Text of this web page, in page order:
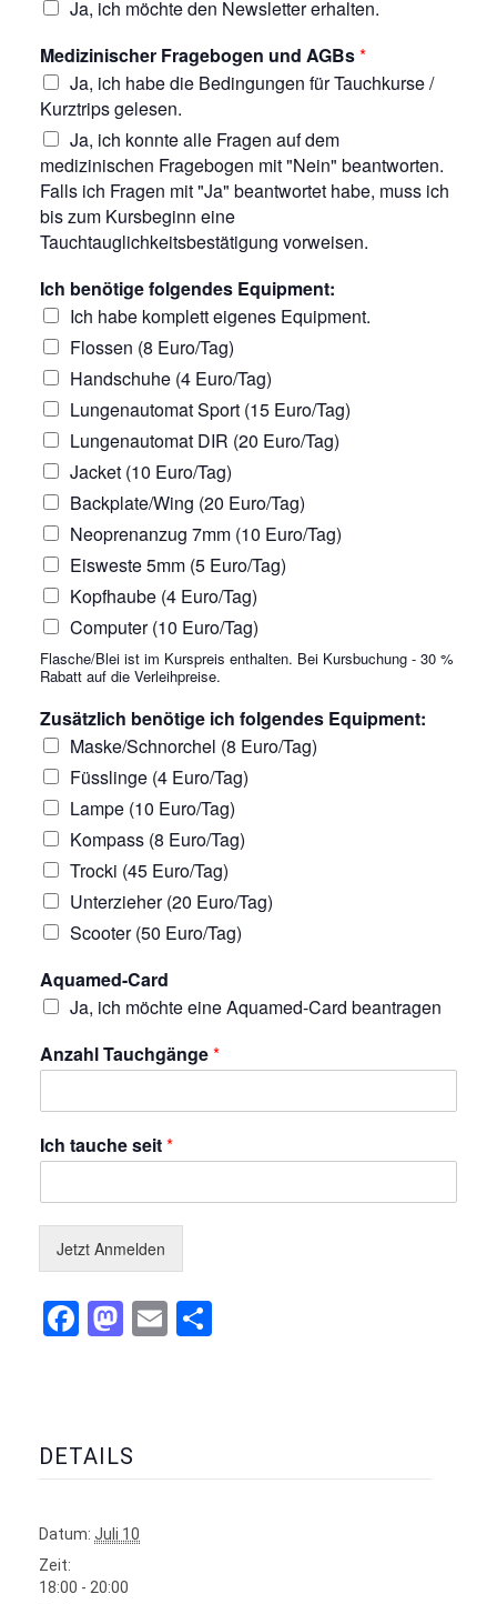
Ja, ich möchte den Newsletter erhalten.
Medizinischer Fragebogen und AGBs*
Ja, ich habe die Bedingungen für Tauchkurse /
Kurztrips gelesen.
Ja, ich konnte alle Fragen auf dem
medizinischen Fragebogen mit "Nein" beantworten.
Falls ich Fragen mit "Ja" beantwortet habe, muss ich
bis zum Kursbeginn eine
Tauchtauglichkeitsbestätigung vorweisen.
Ich benötige folgendes Equipment:
Ich habe komplett eigenes Equipment.
Flossen (8 Euro/Tag)
Handschuhe (4 Euro/Tag)
Lungenautomat Sport (15 Euro/Tag)
Lungenautomat DIR (20 Euro/Tag)
Jacket (10 Euro/Tag)
Backplate/Wing (20 Euro/Tag)
Neoprenanzug 7mm (10 Euro/Tag)
Eisweste 5mm (5 Euro/Tag)
Kopfhaube (4 Euro/Tag)
Computer (10 Euro/Tag)
Flasche/Blei ist im Kurspreis enthalten. Bei Kursbuchung - 30 %
Rabatt auf die Verleihpreise.
Zusätzlich benötige ich folgendes Equipment:
Maske/Schnorchel (8 Euro/Tag)
Füsslinge (4 Euro/Tag)
Lampe (10 Euro/Tag)
Kompass (8 Euro/Tag)
Trocki (45 Euro/Tag)
Unterzieher (20 Euro/Tag)
Scooter (50 Euro/Tag)
Aquamed-Card
Ja, ich möchte eine Aquamed-Card beantragen
Anzahl Tauchgänge*
Ich tauche seit*
Jetzt Anmelden
Facebook
Mastodon
Email
DETAILS
Datum: Juli 10
Zeit:
18:00 - 20:00